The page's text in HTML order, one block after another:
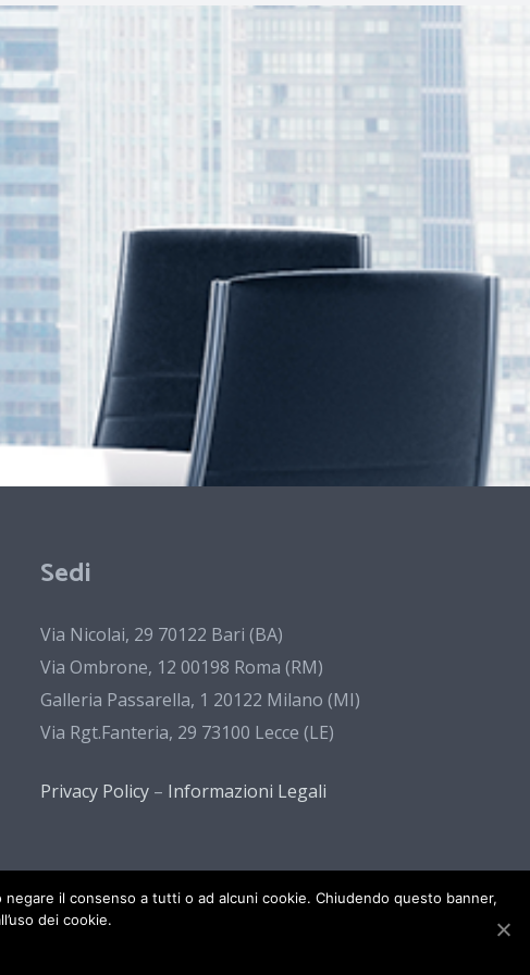
Sedi
Via Nicolai, 29 70122 Bari (BA)
Via Ombrone, 12 00198 Roma (RM)
Galleria Passarella, 1 20122 Milano (MI)
Via Rgt.Fanteria, 29 73100 Lecce (LE)
Privacy Policy– Informazioni Legali
il consenso a tutti o ad alcuni cookie. Chiudendo questo banner,
dei cookie.